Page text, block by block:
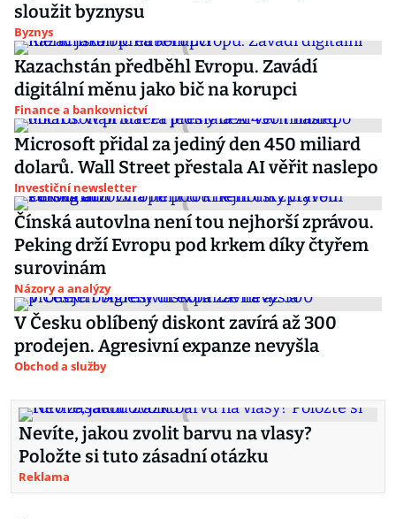
sloužit byznysu
Byznys
Kazachstán předběhl Evropu. Zavádí
digitální měnu jako bič na korupci
Finance a bankovnictví
Microsoft přidal za jediný den 450 miliard
dolarů. Wall Street přestala AI věřit naslepo
Investiční newsletter
Čínská autovlna není tou nejhorší zprávou.
Peking drží Evropu pod krkem díky čtyřem
surovinám
Názory a analýzy
V Česku oblíbený diskont zavírá až 300
prodejen. Agresivní expanze nevyšla
Obchod a služby
Nevíte, jakou zvolit barvu na vlasy?
Položte si tuto zásadní otázku
Reklama